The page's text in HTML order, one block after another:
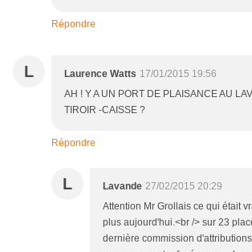
Répondre
L Laurence Watts 17/01/2015 19:56
AH ! Y A UN PORT DE PLAISANCE AU
TIROIR -CAISSE ?
Répondre
L Lavande 27/02/2015 20:29
Attention Mr Grollais ce qui était
plus aujourd'hui.<br /> sur 23
dernière commission